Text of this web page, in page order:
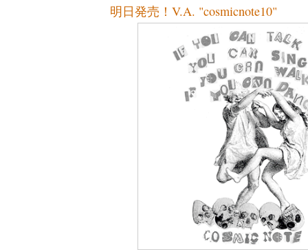
明日発売！V.A. "cosmicnote10"